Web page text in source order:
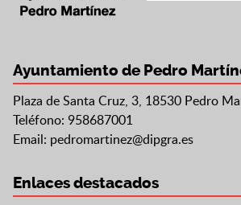
Ayuntamiento de Pedro
Plaza de Santa Cruz, 3, 18530 Pedro
Teléfono: 958687001
Email: pedromartinez@dipgra.es
Enlaces destacados